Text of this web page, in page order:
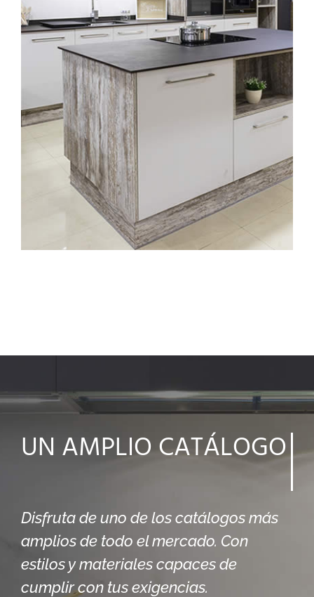
UN AMPLIOCATÁLOGO
Disfruta de uno de los catálogos más
amplios de todo el mercado. Con
estilos y materiales capaces de
cumplir con tus exigencias.